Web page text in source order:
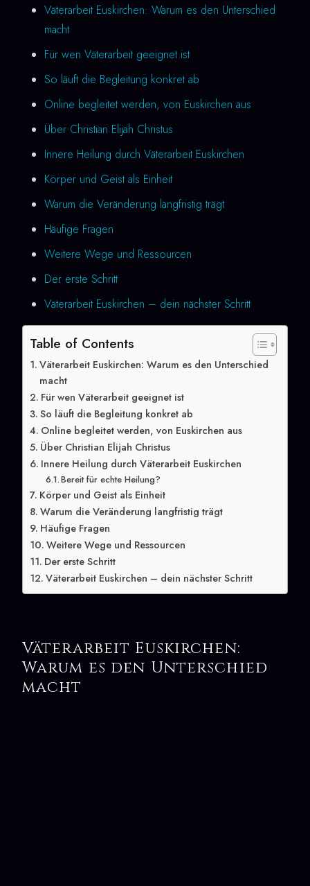
Väterarbeit Euskirchen: Warum es den Unterschied
macht
Für wen Väterarbeit geeignet ist
So läuft die Begleitung konkret ab
Online begleitet werden, von Euskirchen aus
Über Christian Elijah Christus
Innere Heilung durch Väterarbeit Euskirchen
Körper und Geist als Einheit
Warum die Veränderung langfristig trägt
Häufige Fragen
Weitere Wege und Ressourcen
Der erste Schritt
Väterarbeit Euskirchen – dein nächster Schritt
Table of Contents
Väterarbeit Euskirchen: Warum es den Unterschied
macht
Für wen Väterarbeit geeignet ist
So läuft die Begleitung konkret ab
Online begleitet werden, von Euskirchen aus
Über Christian Elijah Christus
Innere Heilung durch Väterarbeit Euskirchen
Bereit für echte Heilung?
Körper und Geist als Einheit
Warum die Veränderung langfristig trägt
Häufige Fragen
Weitere Wege und Ressourcen
Der erste Schritt
Väterarbeit Euskirchen – dein nächster Schritt
Väterarbeit Euskirchen:
Warum es den Unterschied
macht